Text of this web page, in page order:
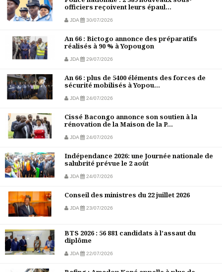
officiers reçoivent leurs épaul...
JDA 30/07/2026
An 66 : Bictogo annonce des préparatifs
réalisés à 90 % à Yopougon
JDA 29/07/2026
An 66 : plus de 5400 éléments des forces de
sécurité mobilisés à Yopou...
JDA 24/07/2026
Cissé Bacongo annonce son soutien à la
rénovation de la Maison de la P...
JDA 24/07/2026
Indépendance 2026: une Journée nationale de
salubrité prévue le 2 août
JDA 24/07/2026
Conseil des ministres du 22 juillet 2026
JDA 23/07/2026
BTS 2026 : 56 881 candidats à l’assaut du
diplôme
JDA 22/07/2026